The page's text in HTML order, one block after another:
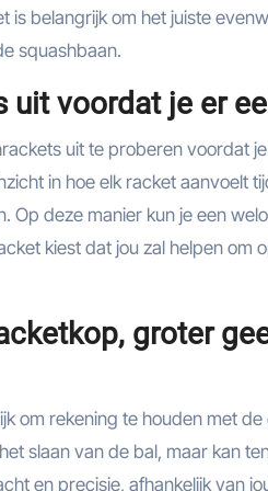
belangrijk om het juiste
squashbaan.
uit voordat je er
uit te proberen voordat
in hoe elk racket aanvoelt
Op deze manier kun je een
kiest dat jou zal helpen om
groter
om rekening te houden met
slaan van de bal, maar kan
en precisie, afhankelijk van